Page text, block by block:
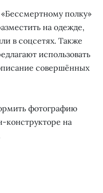
полку»
на одежде,
в соцсетях. Также
использовать
совершённых
фотографию
конструкторе на